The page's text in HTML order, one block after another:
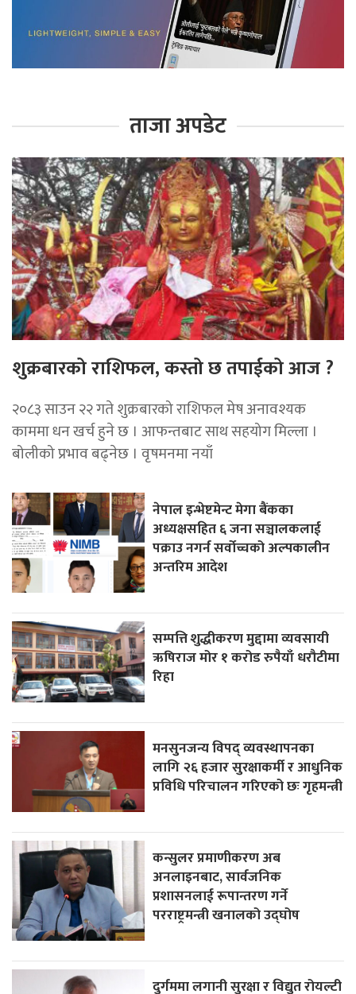
ताजा अपडेट
शुक्रबारको राशिफल, कस्तो छ तपाईको आज ?
२०८३ साउन २२ गते शुक्रबारको राशिफल मेष अनावश्यक
काममा धन खर्च हुने छ । आफन्तबाट साथ सहयोग मिल्ला ।
बोलीको प्रभाव बढ्नेछ । वृषमनमा नयाँ
नेपाल इन्भेष्टमेन्ट मेगा बैंकका
अध्यक्षसहित ६ जना सञ्चालकलाई
पक्राउ नगर्न सर्वोच्चको अल्पकालीन
अन्तरिम आदेश
सम्पत्ति शुद्धीकरण मुद्दामा व्यवसायी
ऋषिराज मोर १ करोड रुपैयाँ धरौटीमा
रिहा
मनसुनजन्य विपद् व्यवस्थापनका
लागि २६ हजार सुरक्षाकर्मी र आधुनिक
प्रविधि परिचालन गरिएको छः गृहमन्त्री
कन्सुलर प्रमाणीकरण अब
अनलाइनबाट, सार्वजनिक
प्रशासनलाई रूपान्तरण गर्ने
परराष्ट्रमन्त्री खनालको उद्घोष
दुर्गममा लगानी सुरक्षा र विद्युत रोयल्टी